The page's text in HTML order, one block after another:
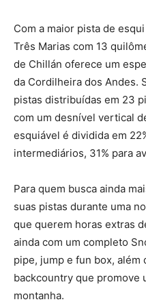
Com a maior pista de
Três Marias com 13
de Chillán oferece um
da Cordilheira dos Andes.
pistas distribuídas em 23
com um desnível vertical
esquiável é dividida em
intermediários, 31% para
Para quem busca ainda
suas pistas durante uma
que querem horas extras
ainda com um completo
pipe, jump e fun box,
backcountry que promove
montanha.